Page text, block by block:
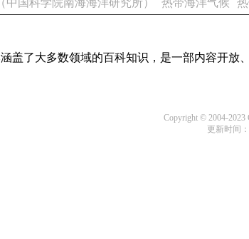
国科学院南海海洋研究所）
热带海洋气候
盖了大多数领域的百科知识，是一部内容开放
Copyright © 2004-2023
更新时间